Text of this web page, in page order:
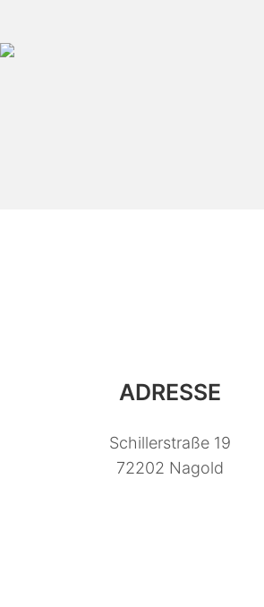
ADRESSE
Schillerstraße 19
72202 Nagold